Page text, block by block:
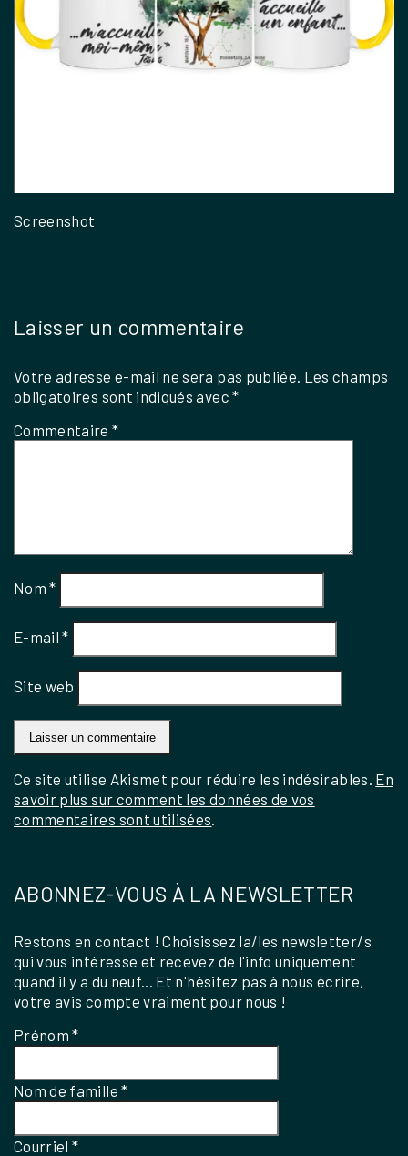
Screenshot
Laisser un commentaire
Votre adresse e-mail ne sera pas publiée. Les champs
obligatoires sont indiqués avec*
Commentaire*
Nom*
E-mail*
Site web
Ce site utilise Akismet pour réduire les indésirables. En
savoir plus sur comment les données de vos
commentaires sont utilisées
ABONNEZ-VOUS À LA NEWSLETTER
Restons en contact ! Choisissez la/les newsletter/s
qui vous intéresse et recevez de l'info uniquement
quand il y a du neuf... Et n'hésitez pas à nous écrire,
votre avis compte vraiment pour nous !
Prénom*
Nom de famille*
Courriel*